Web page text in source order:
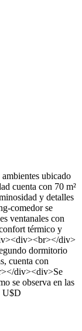
ubicado
cuenta con 70 m²
y detalles
comedor se
ventanales con
térmico y
div>
dormitorio
cuenta con
div><div>Se
se observa en las
U$D